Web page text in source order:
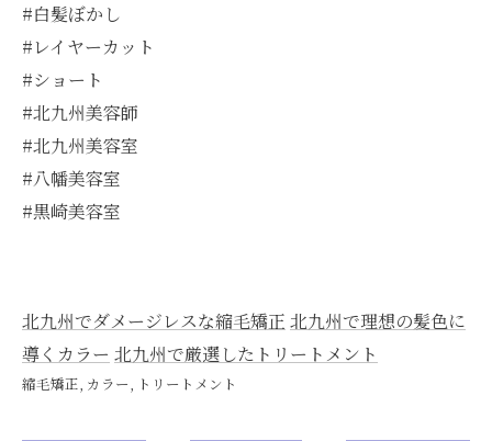
#白髪ぼかし
#レイヤーカット
#ショート
#北九州美容師
#北九州美容室
#八幡美容室
#黒崎美容室
北九州でダメージレスな縮毛矯正 北九州で理想の髪色に
導くカラー 北九州で厳選したトリートメント
縮毛矯正 カラー トリートメント